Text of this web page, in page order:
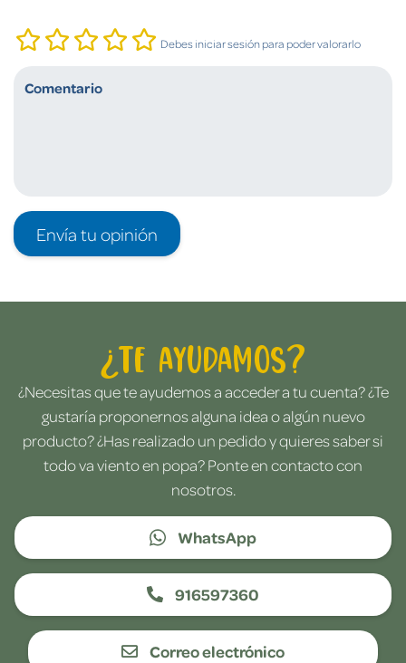
Debes iniciar sesión para poder valorarlo
Envía tu opinión
¿Te ayudamos?
¿Necesitas que te ayudemos a acceder a tu cuenta? ¿Te
gustaría proponernos alguna idea o algún nuevo
producto? ¿Has realizado un pedido y quieres saber si
todo va viento en popa? Ponte en contacto con
nosotros.
WhatsApp
916597360
Correo electrónico